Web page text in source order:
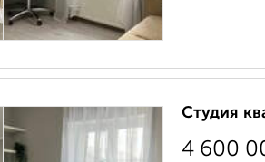
Студия
4 600